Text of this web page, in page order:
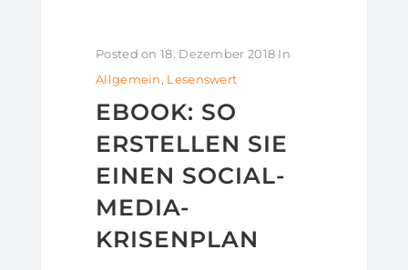
Posted on 18. Dezember 2018 In
Allgemein, Lesenswert
EBOOK: SO
ERSTELLEN SIE
EINEN SOCIAL-
MEDIA-
KRISENPLAN